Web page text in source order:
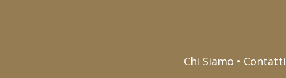
Chi Siamo • Contatti